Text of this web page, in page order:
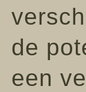
de
een